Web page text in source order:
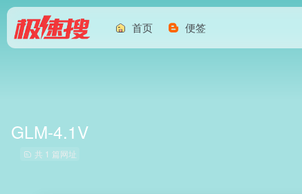
首页 便签
GLM-4.1V
共 1 篇网址